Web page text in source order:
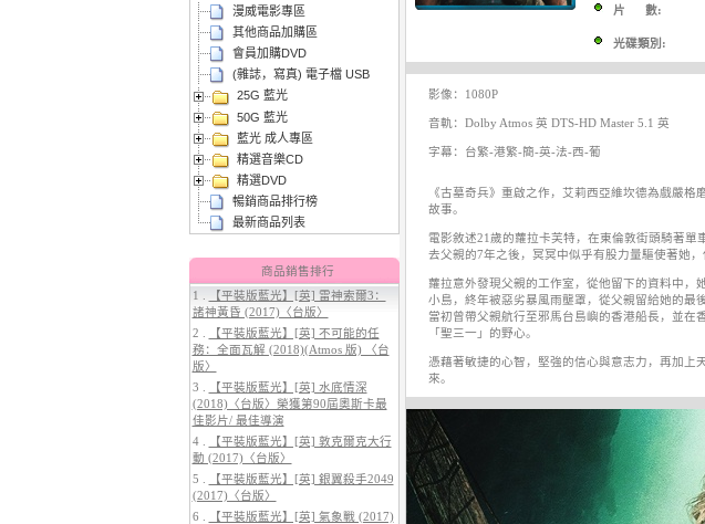
3.【平裝版藍光】[英] 阿凡達3：火
與燼 (2025)(Atmos 版)〈台版〉
4.【平裝版藍光】[英] 穿著PRADA
的惡魔 2 (2026)
漫威電影專區
其他商品加購區
會員加購DVD
(雜誌，寫真) 電子檔 USB
25G 藍光
50G 藍光
藍光 成人專區
精選音樂CD
精選DVD
暢銷商品排行榜
最新商品列表
商品銷售排行
1 .
【平裝版藍光】[英] 雷神索爾3：
諸神黃昏 (2017)〈台版〉
2 .
【平裝版藍光】[英] 不可能的任
務：全面瓦解 (2018)(Atmos 版) 〈台
版〉
3 .
【平裝版藍光】[英] 水底情深
(2018)〈台版〉榮獲第90屆奧斯卡最
佳影片/ 最佳導演
4 .
【平裝版藍光】[英] 敦克爾克大行
動 (2017)〈台版〉
5 .
【平裝版藍光】[英] 銀翼殺手2049
(2017)〈台版〉
6 .
【平裝版藍光】[英] 氣象戰 (2017)
片 數:
光碟類別:
影像：1080P
音軌：Dolby Atmos 英 DTS-HD Master 5.1 英
字幕：台繁-港繁-簡-英-法-西-葡
《古墓奇兵》重啟之作，艾莉西亞維坎德為戲嚴
故事。
電影敘述21歲的蘿拉卡芙特，在東倫敦街頭騎著
去父親的7年之後，冥冥中似乎有股力量驅使著她，
蘿拉意外發現父親的工作室，從他留下的資料中，
小島，終年被惡劣暴風雨壟罩，從父親留給她的最
當初曾帶父親航行至邪馬台島嶼的香港船長，並在
「聖三一」的野心。
憑藉著敏捷的心智，堅強的信心與意志力，再加上
來。